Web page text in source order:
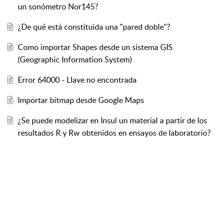
un sonómetro Nor145?
¿De qué está constituida una "pared doble"?
Como importar Shapes desde un sistema GIS
(Geographic Information System)
Error 64000 - Llave no encontrada
Importar bitmap desde Google Maps
¿Se puede modelizar en Insul un material a partir de los
resultados R y Rw obtenidos en ensayos de laboratorio?